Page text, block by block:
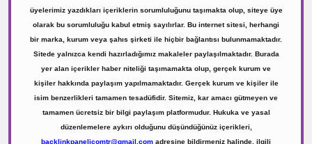
üyelerimiz yazdıkları içeriklerin sorumluluğunu taşımakta olup, siteye üye
olarak bu sorumluluğu kabul etmiş sayılırlar. Bu internet sitesi, herhangi
bir marka, kurum veya şahıs şirketi ile hiçbir bağlantısı bulunmamaktadır.
Sitede yalnızca kendi hazırladığımız makaleler paylaşılmaktadır. Burada
yer alan içerikler haber niteliği taşımamakta olup, gerçek kurum ve
kişiler hakkında paylaşım yapılmamaktadır. Gerçek kurum ve kişiler ile
isim benzerlikleri tamamen tesadüfidir. Sitemiz, kar amacı gütmeyen ve
tamamen ücretsiz bir bilgi paylaşım platformudur. Hukuka ve yasal
düzenlemelere aykırı olduğunu düşündüğünüz içerikleri,
backlinkpanelicomtr@gmail.com adresine bildirmeniz halinde, ilgili